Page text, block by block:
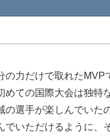
の力だけで取れた
めての国際大会は独特
の選手が楽しんでいた
でいただけるように、